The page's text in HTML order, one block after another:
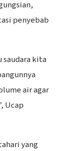
penyebab
saudara kita
air agar
Ucap
yang